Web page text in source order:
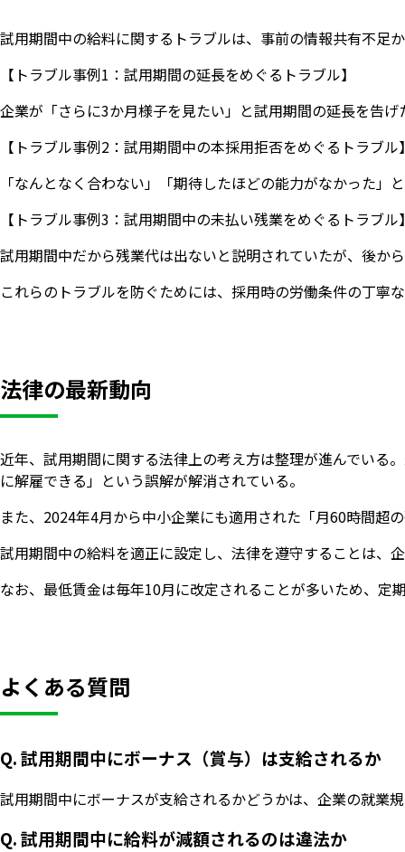
試用期間中の給料に関するトラブルは、事前の情報共有不足
【トラブル事例1：試用期間の延長をめぐるトラブル】
企業が「さらに3か月様子を見たい」と試用期間の延長を告
【トラブル事例2：試用期間中の本採用拒否をめぐるトラブル
「なんとなく合わない」「期待したほどの能力がなかった
【トラブル事例3：試用期間中の未払い残業をめぐるトラブル
試用期間中だから残業代は出ないと説明されていたが、後か
これらのトラブルを防ぐためには、採用時の労働条件の丁寧
法律の最新動向
近年、試用期間に関する法律上の考え方は整理が進んでいる
に解雇できる」という誤解が解消されている。
また、2024年4月から中小企業にも適用された「月60時間超
試用期間中の給料を適正に設定し、法律を遵守することは、
なお、最低賃金は毎年10月に改定されることが多いため、
よくある質問
Q. 試用期間中にボーナス（賞与）は支給されるか
試用期間中にボーナスが支給されるかどうかは、企業の就業
Q. 試用期間中に給料が減額されるのは違法か